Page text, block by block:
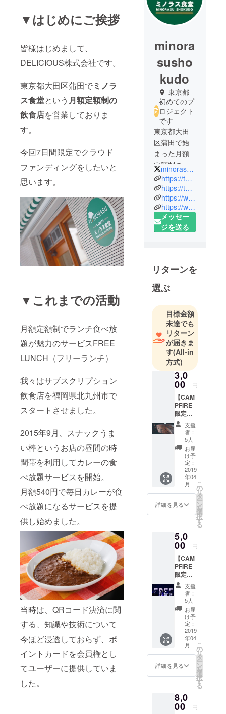
▼はじめにご挨拶
皆様はじめまして、
DELICIOUS株式会社です。
東京都大田区蒲田でミノラ
ス食堂という 月額定額制の
飲食店を営業しておりま
す。
今回7日間限定でクラウド
ファンディングをしたいと
思います。
▼これまでの活動
月額定額制でランチ食べ放
題が魅力のサービスFREE
LUNCH（フリーランチ）
我々はサブスクリプション
飲食店を福岡県北九州市で
スタートさせました。
2015年9月、スナックうま
い棒というお店の昼間の時
間帯を利用してカレーの食
べ放題サービスを開始。
月額540円で毎日カレーが食
べ放題になるサービスを提
供し始めました。
当時は、QRコード決済に関
する、知識や技術について
今ほど浸透しておらず、ポ
イントカードを会員権とし
てユーザーに提供していま
した。
minora
susho
kudo
東京都
初めてのプ
ロジェクト
です
東京都大田
区蒲田で始
まった月額
定額制のう
どん屋で
す。
うどんの他
にも日替わ
り定食など
も充実して
時から14時
まで！
#サブスクリ
コノミー
#月額定額制
#食のサブス
ク
#うどんの定
額制
#朝定食
minorasushokudo
https://tabelog.com/tokyo/A1315/A131503/13231009/
https://twitter.com/@minorasushokudo
https://www.facebook.com/minorasushokudo/
https://www.instagram.com/minorasu_shokudo/?hl=ja
メッセー
ジを送る
リターンを
選ぶ
目標金額
未達でも
リターン
が届きま
す(All-in
方式)
3,0
00 円
【CAM
PFIRE
限定】
・FREE
LUNCH
(フリー
ランチ)
に半年
間入会
できる
権利 ※
本文中
リター
ンにつ
いての
項目を
支援
者：
5人
お届
け予
定：
2019
年04
月
詳細を見る
こ
の
リ
タ
ー
ン
を
選
択
す
る
5,0
00 円
【CAM
PFIRE
限定】
・FREE
LUNCH
(フリー
ランチ)
に1年間
入会で
きる権
文中リ
ターン
につい
ての項
目を参
支援
者：
5人
お届
け予
定：
2019
年04
月
詳細を見る
こ
の
リ
タ
ー
ン
を
選
択
す
る
8,0
00 円